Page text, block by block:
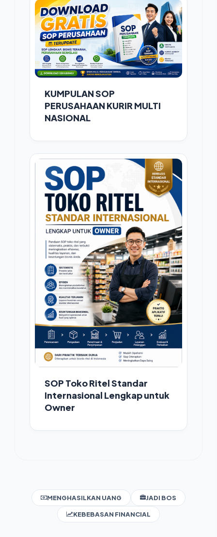
KUMPULAN SOP
PERUSAHAAN KURIR MULTI
NASIONAL
SOP Toko Ritel Standar
Internasional Lengkap untuk
Owner
MENGHASILKAN UANG JADI BOS
KEBEBASAN FINANCIAL